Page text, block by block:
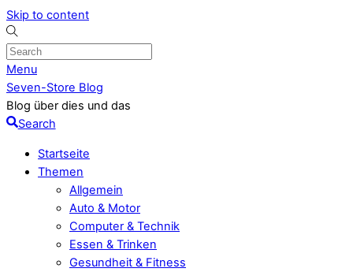
Skip to content
Menu
Seven-Store Blog
Blog über dies und das
Search
Startseite
Themen
Allgemein
Auto & Motor
Computer & Technik
Essen & Trinken
Gesundheit & Fitness